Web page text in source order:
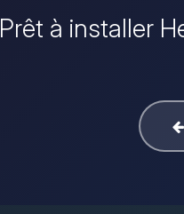
Prêt à installer